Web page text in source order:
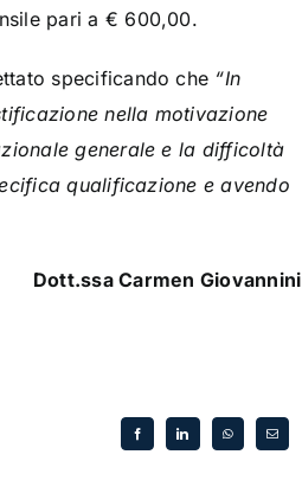
pari a € 600,00.
specificando che “In
nella motivazione
generale e la difficoltà
qualificazione e avendo
Dott.ssa Carmen Giovannini